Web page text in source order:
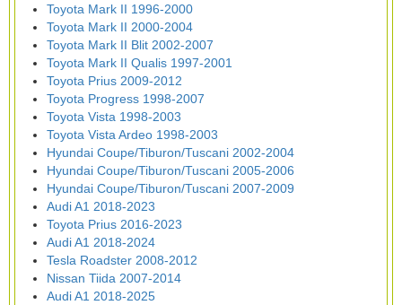
Toyota Mark II 1996-2000
Toyota Mark II 2000-2004
Toyota Mark II Blit 2002-2007
Toyota Mark II Qualis 1997-2001
Toyota Prius 2009-2012
Toyota Progress 1998-2007
Toyota Vista 1998-2003
Toyota Vista Ardeo 1998-2003
Hyundai Coupe/Tiburon/Tuscani 2002-2004
Hyundai Coupe/Tiburon/Tuscani 2005-2006
Hyundai Coupe/Tiburon/Tuscani 2007-2009
Audi A1 2018-2023
Toyota Prius 2016-2023
Audi A1 2018-2024
Tesla Roadster 2008-2012
Nissan Tiida 2007-2014
Audi A1 2018-2025